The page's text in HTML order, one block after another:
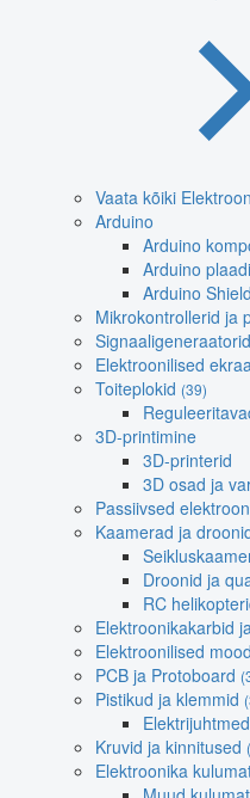
Vaata kõiki
Arduino
Arduino
Arduino
Arduino
Mikrokontrollerid ja
Signaaligeneraatorid
Elektroonilised
Toiteplokid (39)
3D-printimine
3D-printerid
3D osad ja
Passiivsed
Kaamerad ja
Droonid ja
RC
Elektroonikakarbid
Elektroonilised
PCB ja Protoboard
Pistikud ja klemmid
Elektrijuhtmed
Kruvid ja kinnitused
Elektroonika